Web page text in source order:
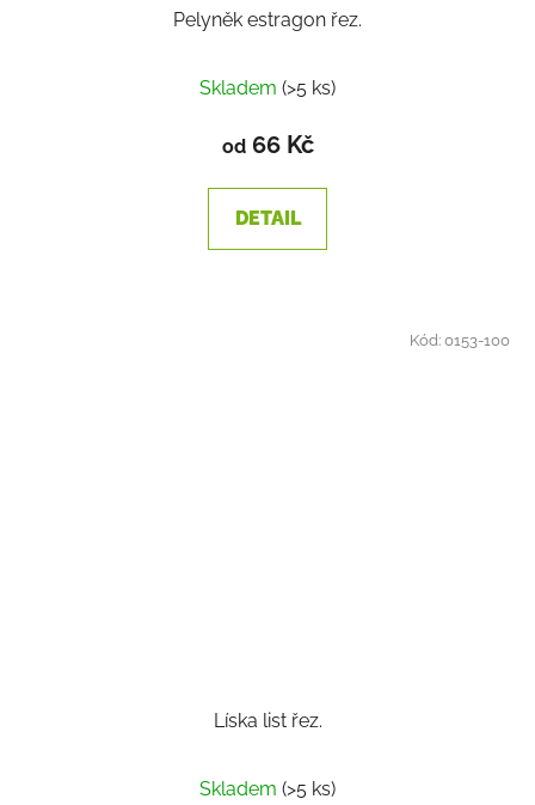
Pelyněk estragon řez.
Skladem (>5 ks)
od66 Kč
DETAIL
Líska list řez.
Skladem (>5 ks)
Kód:0153-100